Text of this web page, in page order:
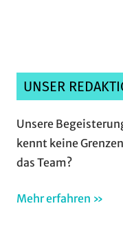
UNSER
Unsere
kennt keine
das Team?
Mehr erfahren »